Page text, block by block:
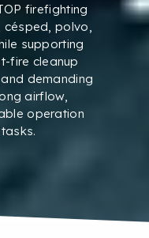
firefighting
, césped, polvo,
supporting
fire cleanup
demanding
airflow,
operation
.